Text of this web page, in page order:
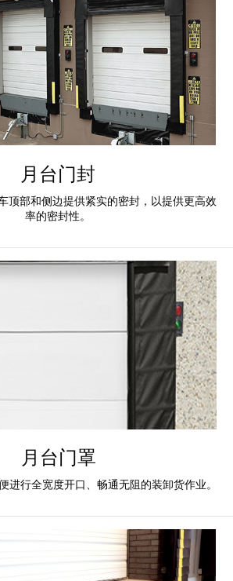
帮助
招贤纳士
查找销售代表
月台门封
顶部和侧边提供紧实的密封，以提供更高效
率的密封性。
月台门罩
进行全宽度开口、畅通无阻的装卸货作业。